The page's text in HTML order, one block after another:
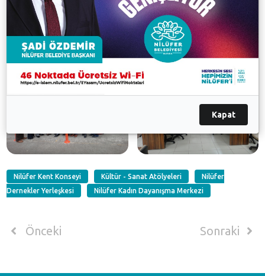
çerçevesinde paylaştılar.
Galeri
Nilüfer Kent Konseyi Kültür - Sanat Atölyeleri
Nilüfer
Dernekler Yerleşkesi
Nilüfer Kadın Dayanışma Merkezi
Önceki Sonraki
Kapat